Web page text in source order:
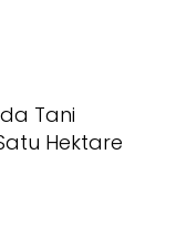
Tani
Hektare